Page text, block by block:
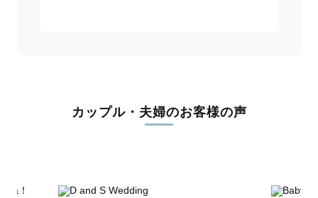
カップル・夫婦のお客様の声